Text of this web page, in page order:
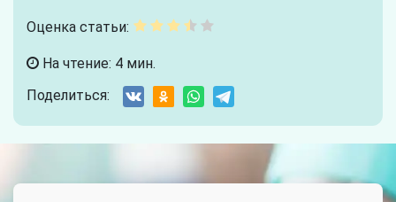
Оценка статьи:
На чтение: 4 мин.
Поделиться: